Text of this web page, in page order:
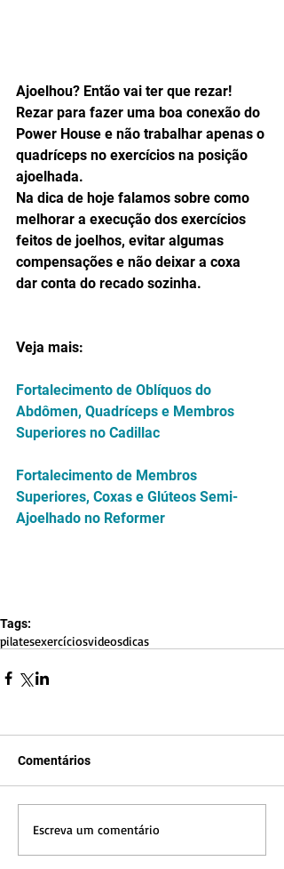
Ajoelhou? Então vai ter que rezar!
Rezar para fazer uma boa conexão do
Power House e não trabalhar apenas o
quadríceps no exercícios na posição
ajoelhada.
Na dica de hoje falamos sobre como
melhorar a execução dos exercícios
feitos de joelhos, evitar algumas
compensações e não deixar a coxa
dar conta do recado sozinha.
Veja mais:
Fortalecimento de Oblíquos do
Abdômen, Quadríceps e Membros
Superiores no Cadillac
Fortalecimento de Membros
Superiores, Coxas e Glúteos Semi-
Ajoelhado no Reformer
Tags:
pilatesexercíciosvideosdicas
Comentários
Escreva um comentário